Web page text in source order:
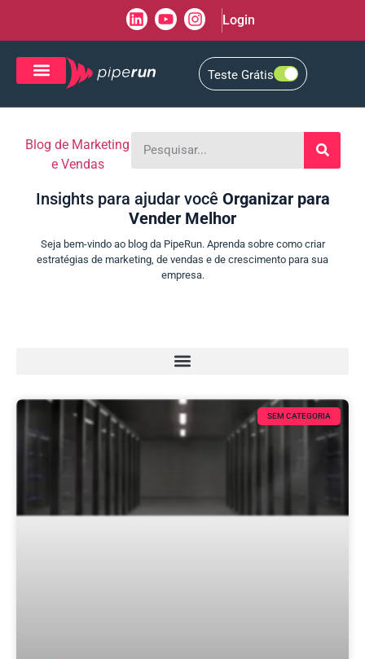
Login
Teste Grátis
Blog de Marketing
e Vendas
Insights para ajudar você Organizar para
Vender Melhor
Seja bem-vindo ao blog da PipeRun. Aprenda sobre como criar
estratégias de marketing, de vendas e de crescimento para sua
empresa.
SEM CATEGORIA